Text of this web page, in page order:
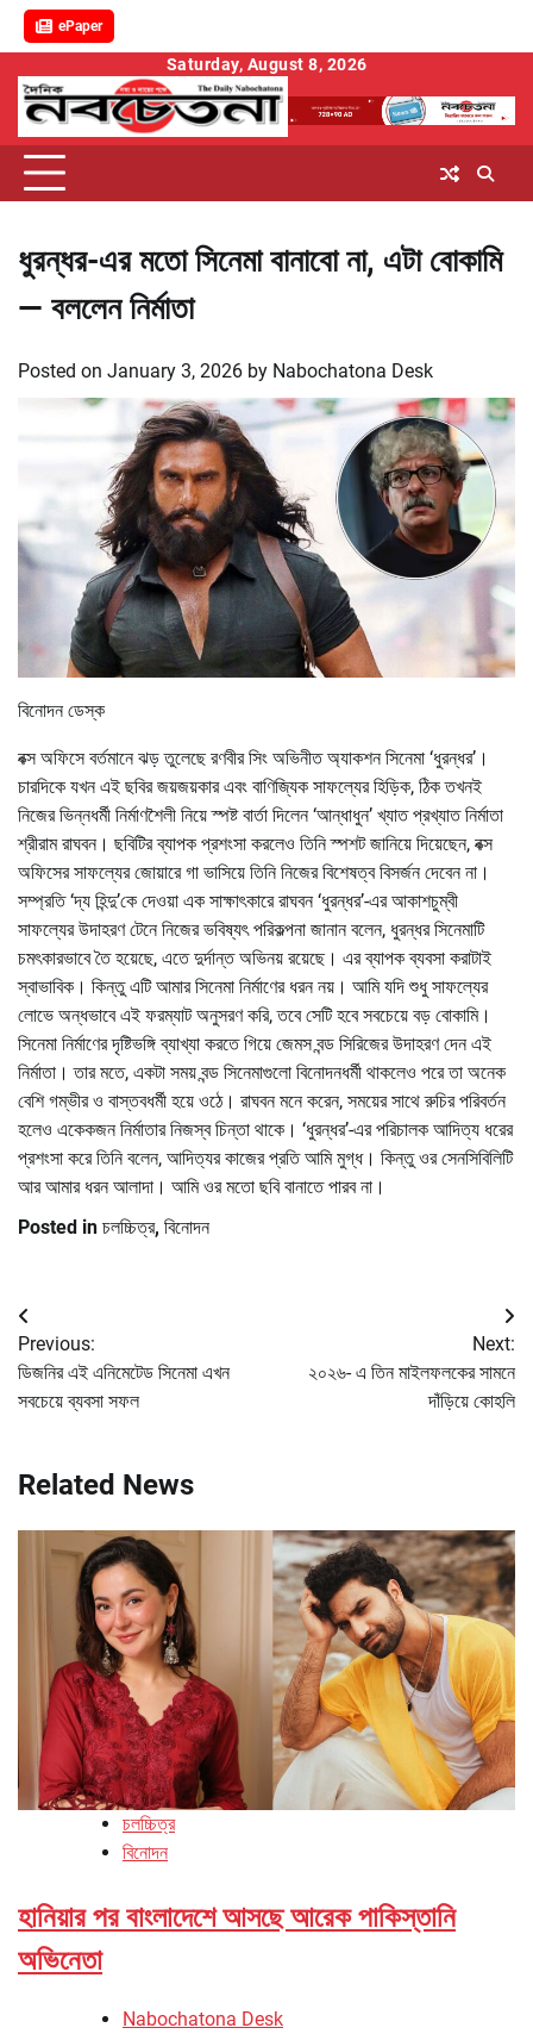
ePaper
content
Saturday, August 8, 2026
ধুরন্ধর-এর মতো সিনেমা বানাবো না, এটা বোকামি
— বললেন নির্মাতা
Posted on January 3, 2026 by Nabochatona Desk
বিনোদন ডেস্ক
বক্স অফিসে বর্তমানে ঝড় তুলেছে রণবীর সিং অভিনীত অ্যাকশন সিনেমা ‘ধুরন্ধর’।
চারদিকে যখন এই ছবির জয়জয়কার এবং বাণিজ্যিক সাফল্যের হিড়িক, ঠিক তখনই
নিজের ভিন্নধর্মী নির্মাণশৈলী নিয়ে স্পষ্ট বার্তা দিলেন ‘আন্ধাধুন’ খ্যাত প্রখ্যাত নির্মাতা
শ্রীরাম রাঘবন। ছবিটির ব্যাপক প্রশংসা করলেও তিনি স্পশট জানিয়ে দিয়েছেন, বক্স
অফিসের সাফল্যের জোয়ারে গা ভাসিয়ে তিনি নিজের বিশেষত্ব বিসর্জন দেবেন না।
সম্প্রতি ‘দ্য হিন্দু’কে দেওয়া এক সাক্ষাৎকারে রাঘবন ‘ধুরন্ধর’-এর আকাশচুম্বী
সাফল্যের উদাহরণ টেনে নিজের ভবিষ্যৎ পরিকল্পনা জানান বলেন, ধুরন্ধর সিনেমাটি
চমৎকারভাবে তৈ হয়েছে, এতে দুর্দান্ত অভিনয় রয়েছে। এর ব্যাপক ব্যবসা করাটাই
স্বাভাবিক। কিন্তু এটি আমার সিনেমা নির্মাণের ধরন নয়। আমি যদি শুধু সাফল্যের
লোভে অন্ধভাবে এই ফরম্যাট অনুসরণ করি, তবে সেটি হবে সবচেয়ে বড় বোকামি।
সিনেমা নির্মাণের দৃষ্টিভঙ্গি ব্যাখ্যা করতে গিয়ে জেমস বন্ড সিরিজের উদাহরণ দেন এই
নির্মাতা। তার মতে, একটা সময় বন্ড সিনেমাগুলো বিনোদনধর্মী থাকলেও পরে তা অনেক
বেশি গম্ভীর ও বাস্তবধর্মী হয়ে ওঠে। রাঘবন মনে করেন, সময়ের সাথে রুচির পরিবর্তন
হলেও একেকজন নির্মাতার নিজস্ব চিন্তা থাকে। ‘ধুরন্ধর’-এর পরিচালক আদিত্য ধরের
প্রশংসা করে তিনি বলেন, আদিত্যর কাজের প্রতি আমি মুগ্ধ। কিন্তু ওর সেনসিবিলিটি
আর আমার ধরন আলাদা। আমি ওর মতো ছবি বানাতে পারব না।
Posted in চলচ্চিত্র, বিনোদন
Post
navigation
Previous:
ডিজনির এই এনিমেটেড সিনেমা এখন
সবচেয়ে ব্যবসা সফল
Next:
২০২৬- এ তিন মাইলফলকের সামনে
দাঁড়িয়ে কোহলি
Related News
চলচ্চিত্র
বিনোদন
হানিয়ার পর বাংলাদেশে আসছে আরেক পাকিস্তানি
অভিনেতা
Nabochatona Desk